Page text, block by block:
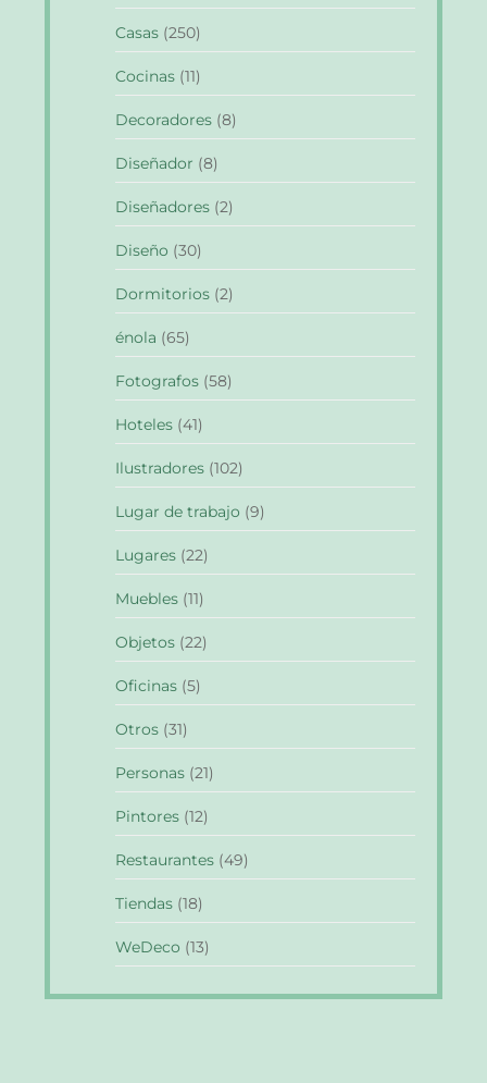
Casas (250)
Cocinas (11)
Decoradores (8)
Diseñador (8)
Diseñadores (2)
Diseño (30)
Dormitorios (2)
énola (65)
Fotografos (58)
Hoteles (41)
Ilustradores (102)
Lugar de trabajo (9)
Lugares (22)
Muebles (11)
Objetos (22)
Oficinas (5)
Otros (31)
Personas (21)
Pintores (12)
Restaurantes (49)
Tiendas (18)
WeDeco (13)